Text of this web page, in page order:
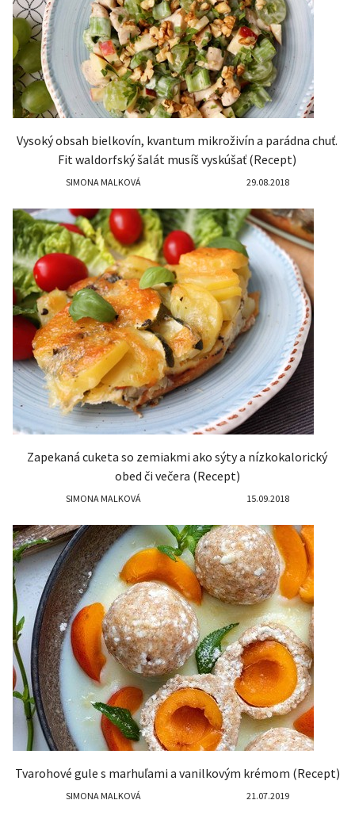
Vysoký obsah bielkovín, kvantum mikroživín a parádna chuť.
Fit waldorfský šalát musíš vyskúšať (Recept)
SIMONA MALKOVÁ 29.08.2018
Zapekaná cuketa so zemiakmi ako sýty a nízkokalorický
obed či večera (Recept)
SIMONA MALKOVÁ 15.09.2018
Tvarohové gule s marhuľami a vanilkovým krémom (Recept)
SIMONA MALKOVÁ 21.07.2019